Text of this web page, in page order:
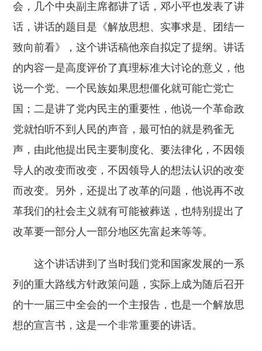
会，几个中央副主席都讲了话，邓小平也发表了讲
话，讲话的题目是《解放思想、实事求是、团结一
致向前看》，这个讲话稿他亲自拟定了提纲。讲话
的内容一是高度评价了真理标准大讨论的意义，他
说一个党、一个民族如果思想僵化就可能亡党亡
国；二是讲了党内民主的重要性，他说一个革命政
党就怕听不到人民的声音，最可怕的就是鸦雀无
声，由此他提出民主要制度化、要法律化，不因领
导人的改变而改变，不因领导人的想法认识的改变
而改变。另外，还提出了改革的问题，他说再不改
革我们的社会主义就有可能被葬送，也特别提出了
改革要一部分人一部分地区先富起来等等。
这个讲话讲到了当时我们党和国家发展的一系
列的重大路线方针政策问题，实际上成为随后召开
的十一届三中全会的一个主报告，也是一个解放思
想的宣言书，这是一个非常重要的讲话。